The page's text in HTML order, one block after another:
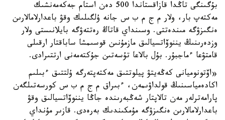
بۇگىنگى تاڭدا قازاقستاندا 500 دەن استام جەكەمەنشىك
مەكتەپ بار، ولار م ج م ب س جانە ۇلگىلىك وقۋ باعدارلامالارىن
ەنگىزۋگە مىندەتتى. وسىنداي قاتاڭ رەتتەۋگە بايلانىستى ولار
وزدەرىنىڭ يننوۆاتسيالىق مازمۇنىن قوسىمشا ساباقتار ارقىلى
قامتۋعا ءماجبۇر. بۇل بالاعا تۇسەتىن جۇكتەمەنى ارتتىرادى.
«اۆتونوميانى كەڭەيتۋ پيلوتتىق مەكتەپتەرگە ۇلتتىق ءبىلىم
اكادەمياسىنىڭ قولداۋىمەن، ءبىراق م ج م ب س كورسەتىلگەن
پارامەترلەر مەن تالاپتار شەڭبەرىندە جاڭا يننوۆاتسيالىق وقۋ
باعدارلامالارىن ەنگىزۋگە مۇمكىندىك بەرەدى. قازىر مۇنداي